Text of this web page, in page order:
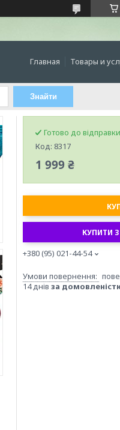
Главная Товары и
Знайти
Готово до
Код: 8317
1 999 ₴
КУПИТИ З
+380 (95) 021-44-54
14 днів за